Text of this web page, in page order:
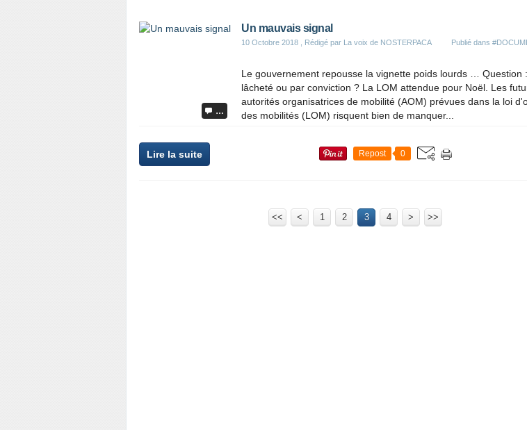
…
Un mauvais signal
10 Octobre 2018 , Rédigé par La voix de NOSTERPACA Publié dans
Le gouvernement repousse la vignette poids lourds … Question
lâcheté ou par conviction ? La LOM attendue pour Noël. Les
autorités organisatrices de mobilité (AOM) prévues dans la loi
des mobilités (LOM) risquent bien de manquer...
Lire la suite Repost 0
<< < 1 2 3 4 > >>